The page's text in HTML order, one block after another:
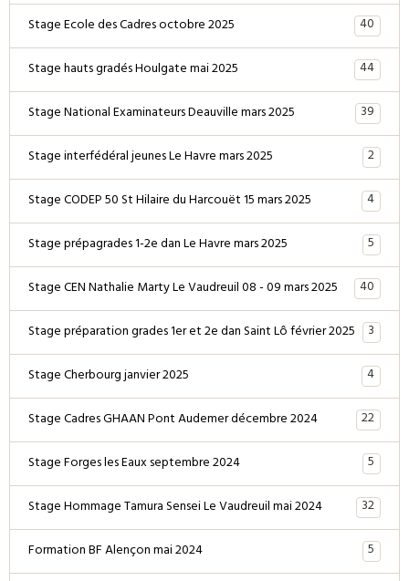
Stage Ecole des Cadres octobre 2025
40
Stage hauts gradés Houlgate mai 2025
44
Stage National Examinateurs Deauville mars 2025
39
Stage interfédéral jeunes Le Havre mars 2025
2
Stage CODEP 50 St Hilaire du Harcouët 15 mars 2025
4
Stage prépagrades 1-2e dan Le Havre mars 2025
5
Stage CEN Nathalie Marty Le Vaudreuil 08 - 09 mars 2025
40
Stage préparation grades 1er et 2e dan Saint Lô février 2025 3
Stage Cherbourg janvier 2025
4
Stage Cadres GHAAN Pont Audemer décembre 2024
22
Stage Forges les Eaux septembre 2024
5
Stage Hommage Tamura Sensei Le Vaudreuil mai 2024
32
Formation BF Alençon mai 2024
5